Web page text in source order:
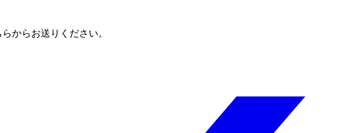
からお送りください。